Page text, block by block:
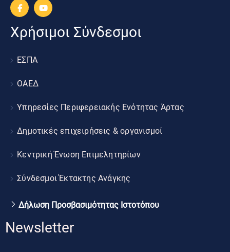
Χρήσιμοι Σύνδεσμοι
ΕΣΠΑ
ΟΑΕΔ
Υπηρεσίες Περιφερειακής Ενότητας Άρτας
Δημοτικές επιχειρήσεις & οργανισμοί
Κεντρική Ένωση Επιμελητηρίων
Σύνδεσμοι Έκτακτης Ανάγκης
Δήλωση Προσβασιμότητας Ιστοτόπου
Newsletter